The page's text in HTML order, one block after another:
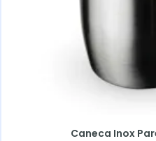
Caneca Inox